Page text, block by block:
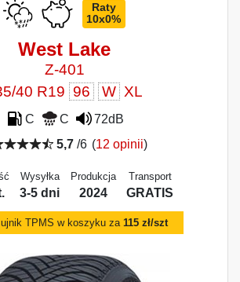
Raty
10x0%
West Lake
Z-401
40 R19 96 W XL
C C
72dB
5,7/6 (12 opinii)
Wysyłka
3-5 dni
Produkcja
2024
Transport
GRATIS
TPMS w koszyku za115 zł/szt